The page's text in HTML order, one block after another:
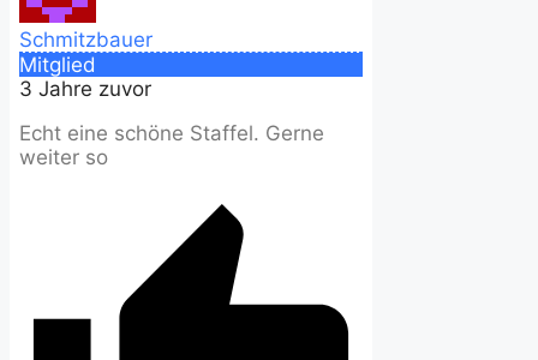
Schmitzbauer
Mitglied
3 Jahre zuvor
Echt eine schöne Staffel. Gerne
weiter so